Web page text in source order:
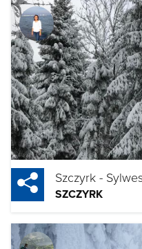
Szczyrk -
SZCZYRK